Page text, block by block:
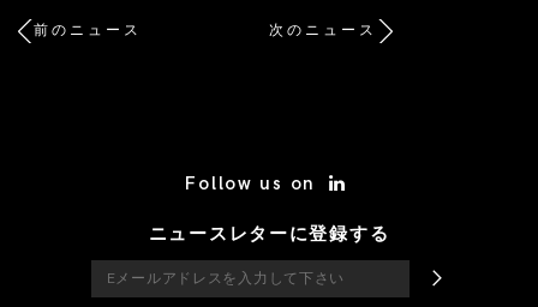
前のニュース 次のニュース
Follow us on
ニュースレターに登録する